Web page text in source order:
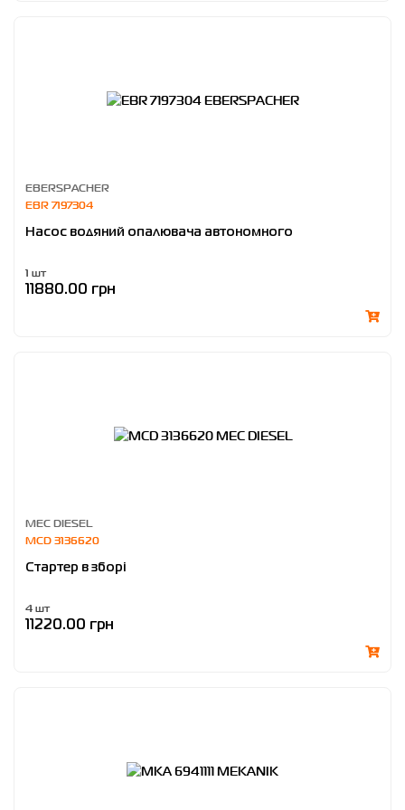
EBERSPACHER
EBR 7197304
Насос водяний опалювача автономного
1 шт
11880.00 грн
MEC DIESEL
MCD 3136620
Стартер в зборі
4 шт
11220.00 грн